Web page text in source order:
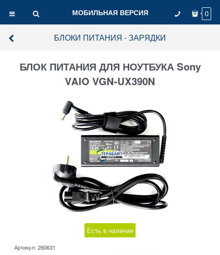
МОБИЛЬНАЯ ВЕРСИЯ 0
БЛОКИ ПИТАНИЯ - ЗАРЯДКИ
БЛОК ПИТАНИЯ ДЛЯ НОУТБУКА Sony
VAIO VGN-UX390N
Есть в наличии
Артикул: 260631